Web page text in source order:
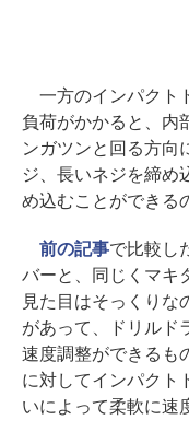
一方のインパクト
負荷がかかると、内
ンガツンと回る方向
ジ、長いネジを締め
め込むことができる
前の記事で比較し
バーと、同じくマキ
見た目はそっくりな
があって、ドリルド
速度調整ができるも
に対してインパクト
いによって柔軟に速